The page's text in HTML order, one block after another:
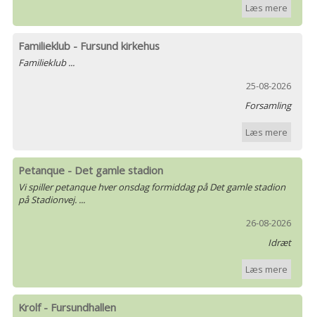
Læs mere
Familieklub - Fursund kirkehus
Familieklub ...
25-08-2026
Forsamling
Læs mere
Petanque - Det gamle stadion
Vi spiller petanque hver onsdag formiddag på Det gamle stadion
på Stadionvej. ...
26-08-2026
Idræt
Læs mere
Krolf - Fursundhallen